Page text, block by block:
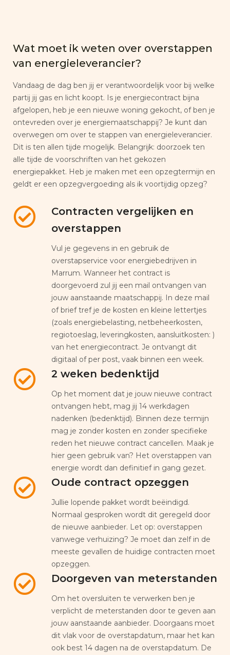
Wat moet ik weten over overstappen
van energieleverancier?
Vandaag de dag ben jij er verantwoordelijk voor bij welke
partij jij gas en licht koopt. Is je energiecontract bijna
afgelopen, heb je een nieuwe woning gekocht, of ben je
ontevreden over je energiemaatschappij? Je kunt dan
overwegen om over te stappen van energieleverancier.
Dit is ten allen tijde mogelijk. Belangrijk: doorzoek ten
alle tijde de voorschriften van het gekozen
energiepakket. Heb je maken met een opzegtermijn en
geldt er een opzegvergoeding als ik voortijdig opzeg?
Contracten vergelijken en
overstappen
Vul je gegevens in en gebruik de
overstapservice voor energiebedrijven in
Marrum. Wanneer het contract is
doorgevoerd zul jij een mail ontvangen van
jouw aanstaande maatschappij. In deze mail
of brief tref je de kosten en kleine lettertjes
(zoals energiebelasting, netbeheerkosten,
regiotoeslag, leveringkosten, aansluitkosten: )
van het energiecontract. Je ontvangt dit
digitaal of per post, vaak binnen een week.
2 weken bedenktijd
Op het moment dat je jouw nieuwe contract
ontvangen hebt, mag jij 14 werkdagen
nadenken (bedenktijd). Binnen deze termijn
mag je zonder kosten en zonder specifieke
reden het nieuwe contract cancellen. Maak je
hier geen gebruik van? Het overstappen van
energie wordt dan definitief in gang gezet.
Oude contract opzeggen
Jullie lopende pakket wordt beëindigd.
Normaal gesproken wordt dit geregeld door
de nieuwe aanbieder. Let op: overstappen
vanwege verhuizing? Je moet dan zelf in de
meeste gevallen de huidige contracten moet
opzeggen.
Doorgeven van meterstanden
Om het oversluiten te verwerken ben je
verplicht de meterstanden door te geven aan
jouw aanstaande aanbieder. Doorgaans moet
dit vlak voor de overstapdatum, maar het kan
ook best 14 dagen na de overstapdatum. De